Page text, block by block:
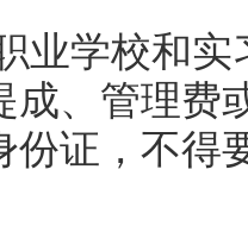
学校和实
成、管理费
份证，不得